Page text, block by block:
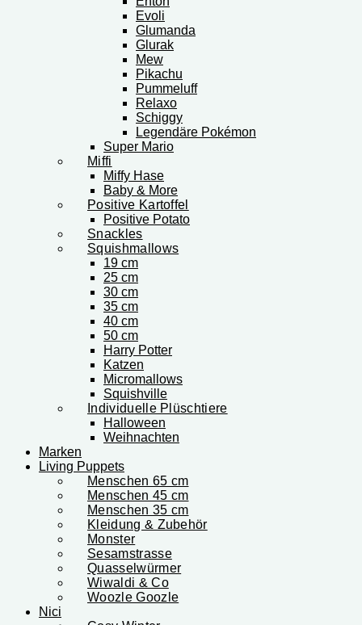
Evoli
Glumanda
Glurak
Mew
Pikachu
Pummeluff
Relaxo
Schiggy
Legendäre Pokémon
Super Mario
Miffi
Miffy Hase
Baby & More
Positive Kartoffel
Positive Potato
Snackles
Squishmallows
19 cm
25 cm
30 cm
35 cm
40 cm
50 cm
Harry Potter
Katzen
Micromallows
Squishville
Individuelle Plüschtiere
Halloween
Weihnachten
Marken
Living Puppets
Menschen 65 cm
Menschen 45 cm
Menschen 35 cm
Kleidung & Zubehör
Monster
Sesamstrasse
Quasselwürmer
Wiwaldi & Co
Woozle Goozle
Nici